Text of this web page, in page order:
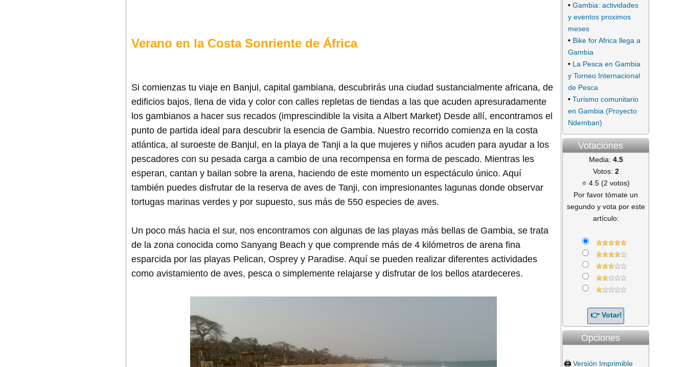
Verano en la Costa Sonriente de África
Si comienzas tu viaje en Banjul, capital gambiana, descubrirás una ciudad sustancialmente africana, de
edificios bajos, llena de vida y color con calles repletas de tiendas a las que acuden apresuradamente
los gambianos a hacer sus recados (imprescindible la visita a Albert Market) Desde allí, encontramos el
punto de partida ideal para descubrir la esencia de Gambia. Nuestro recorrido comienza en la costa
atlántica, al suroeste de Banjul, en la playa de Tanji a la que mujeres y niños acuden para ayudar a los
pescadores con su pesada carga a cambio de una recompensa en forma de pescado. Mientras les
esperan, cantan y bailan sobre la arena, haciendo de este momento un espectáculo único. Aquí
también puedes disfrutar de la reserva de aves de Tanji, con impresionantes lagunas donde observar
tortugas marinas verdes y por supuesto, sus más de 550 especies de aves.
Un poco más hacia el sur, nos encontramos con algunas de las playas más bellas de Gambia, se trata
de la zona conocida como Sanyang Beach y que comprende más de 4 kilómetros de arena fina
esparcida por las playas Pelican, Osprey y Paradise. Aquí se pueden realizar diferentes actividades
como avistamiento de aves, pesca o simplemente relajarse y disfrutar de los bellos atardeceres.
• Gambia: actividades
y eventos proximos
meses
• Bike for Africa llega a
Gambia
• La Pesca en Gambia
y Torneo Internacional
de Pesca
• Turismo comunitario
en Gambia (Proyecto
Ndemban)
Votaciones
Media: 4.5
Votos: 2
⭐ 4.5 (2 votos)
Por favor tómate un
segundo y vota por este
artículo:
Opciones
🖨️ Versión Imprimible